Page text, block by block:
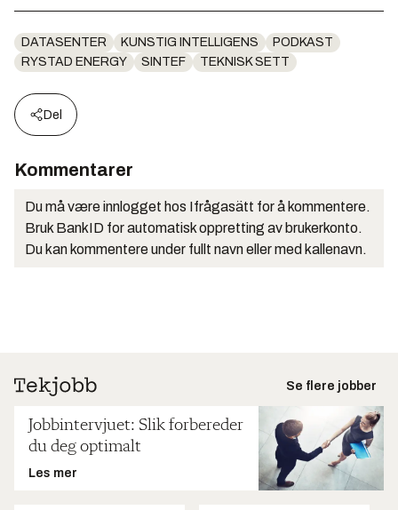
DATASENTER KUNSTIG INTELLIGENS
PODKAST
RYSTAD ENERGY
SINTEF TEKNISK SETT
Del
Kommentarer
Du må være innlogget hos Ifrågasätt for å kommentere.
Bruk BankID for automatisk oppretting av brukerkonto.
Du kan kommentere under fullt navn eller med kallenavn.
Se flere jobber
Jobbintervjuet: Slik forbereder
du deg optimalt
Les mer